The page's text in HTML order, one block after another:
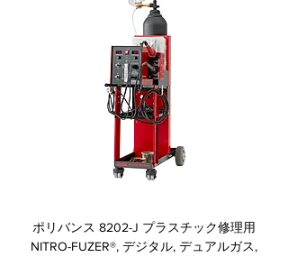
ポリバンス 8202-J プラスチック修理用
NITRO-FUZER®, デジタル, デュアルガス,